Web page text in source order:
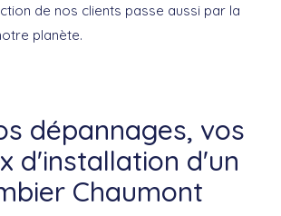
de nos clients passe aussi par la
planète.
dépannages, vos
d'installation d'un
Chaumont